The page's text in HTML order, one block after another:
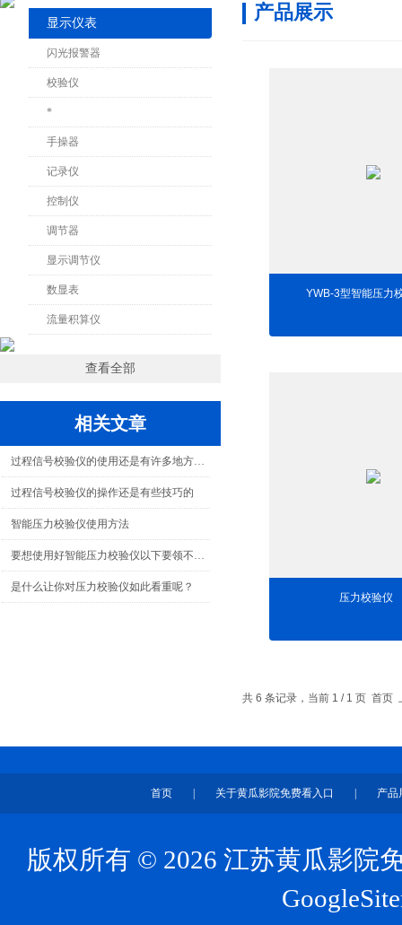
显示仪表
闪光报警器
校验仪
*
手操器
记录仪
控制仪
调节器
显示调节仪
数显表
流量积算仪
查看全部
相关文章
过程信号校验仪的使用还是有许多地方需要留意的
过程信号校验仪的操作还是有些技巧的
智能压力校验仪使用方法
要想使用好智能压力校验仪以下要领不可少
是什么让你对压力校验仪如此看重呢？
产品展示
YWB-3型智能压力
压力校验仪
共 6 条记录，当前 1 / 1 页 首
首页 关于黄瓜影院免费看入口 产品
版权所有 © 2026 江苏黄瓜影院